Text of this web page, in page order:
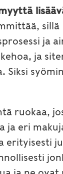
sillä
ja
ja
Siksi
ruokaa,
ja eri
erityisesti